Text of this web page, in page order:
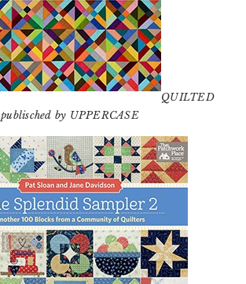
QUILTED
publisched by UPPERCASE